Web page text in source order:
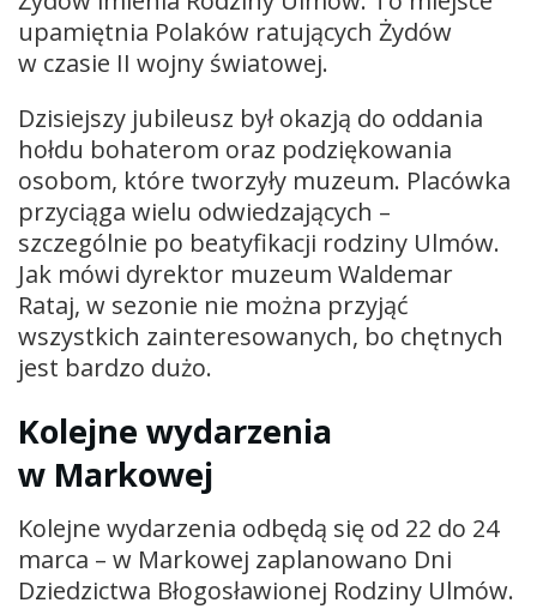
upamiętnia Polaków ratujących Żydów
w czasie II wojny światowej.
Dzisiejszy jubileusz był okazją do oddania
hołdu bohaterom oraz podziękowania
osobom, które tworzyły muzeum. Placówka
przyciąga wielu odwiedzających –
szczególnie po beatyfikacji rodziny Ulmów.
Jak mówi dyrektor muzeum Waldemar
Rataj, w sezonie nie można przyjąć
wszystkich zainteresowanych, bo chętnych
jest bardzo dużo.
Kolejne wydarzenia
w Markowej
Kolejne wydarzenia odbędą się od 22 do 24
marca – w Markowej zaplanowano Dni
Dziedzictwa Błogosławionej Rodziny Ulmów.